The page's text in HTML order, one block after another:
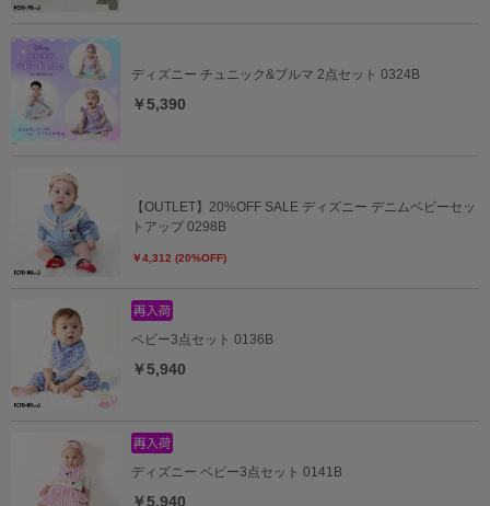
ディズニー チュニック&ブルマ 2点セット 0324B
￥5,390
【OUTLET】20%OFF SALE ディズニー デニムベビーセッ
トアップ 0298B
￥4,312 (20%OFF)
ベビー3点セット 0136B
￥5,940
ディズニー ベビー3点セット 0141B
￥5,940